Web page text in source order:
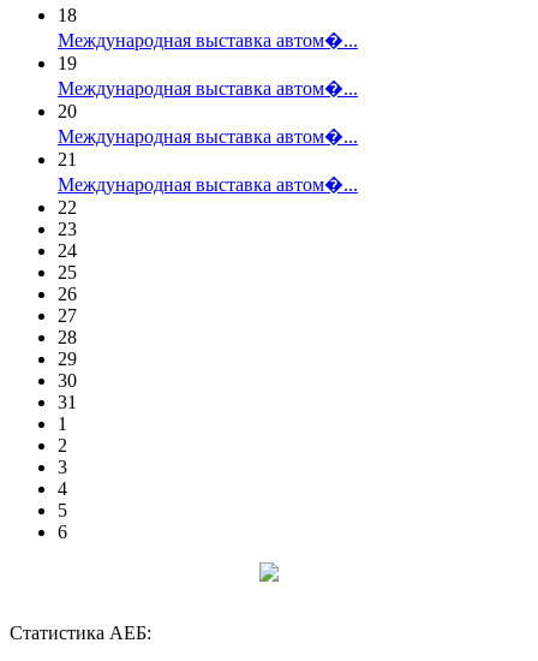
18
Международная выставка автом�...
19
Международная выставка автом�...
20
Международная выставка автом�...
21
Международная выставка автом�...
22
23
24
25
26
27
28
29
30
31
1
2
3
4
5
6
Статистика АЕБ: